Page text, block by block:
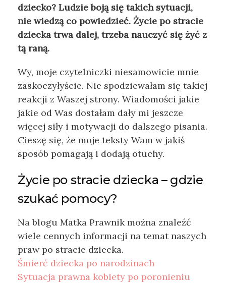
dziecko? Ludzie boją się takich sytuacji,
nie wiedzą co powiedzieć. Życie po stracie
dziecka trwa dalej, trzeba nauczyć się żyć z
tą raną.
Wy, moje czytelniczki niesamowicie mnie
zaskoczyłyście. Nie spodziewałam się takiej
reakcji z Waszej strony. Wiadomości jakie
jakie od Was dostałam dały mi jeszcze
więcej siły i motywacji do dalszego pisania.
Cieszę się, że moje teksty Wam w jakiś
sposób pomagają i dodają otuchy.
Życie po stracie dziecka – gdzie
szukać pomocy?
Na blogu Matka Prawnik można znaleźć
wiele cennych informacji na temat naszych
praw po stracie dziecka.
Śmierć dziecka po narodzinach
Sytuacja prawna kobiety po poronieniu